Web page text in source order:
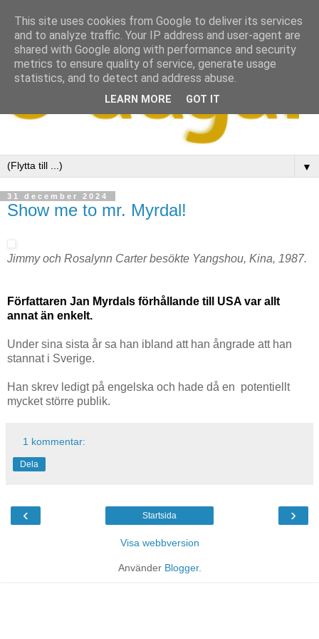
▼
31 december 2024
Show me to mr. Myrdal!
Jimmy och Rosalynn Carter besökte Yangshou, Kina, 1987.
Författaren Jan Myrdals förhållande till USA var allt
annat än enkelt.
Under sina sista år sa han ibland att han ångrade att han
stannat i Sverige.
Han skrev ledigt på engelska och hade då en potentiellt
mycket större publik.
1 kommentar:
Dela
‹ ›
Startsida
Visa webbversion
Använder Blogger.
This site uses cookies from Google to deliver its services
and to analyze traffic. Your IP address and user-agent are
shared with Google along with performance and security
metrics to ensure quality of service, generate usage
statistics, and to detect and address abuse.
LEARN MORE GOT IT